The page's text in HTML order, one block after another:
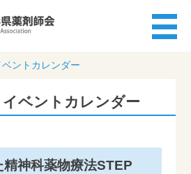
ントカレンダー
イベントカレンダー
神科薬物療法STEP